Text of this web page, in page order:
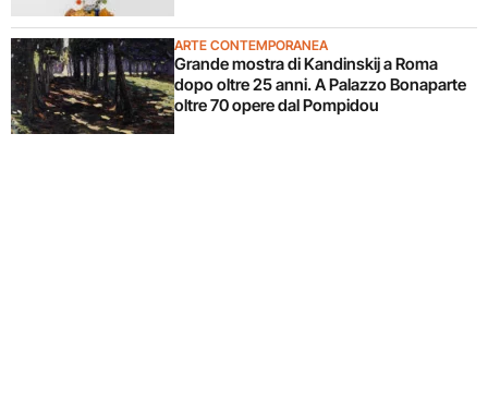
ARTE CONTEMPORANEA
Grande mostra di Kandinskij a Roma
dopo oltre 25 anni. A Palazzo Bonaparte
oltre 70 opere dal Pompidou